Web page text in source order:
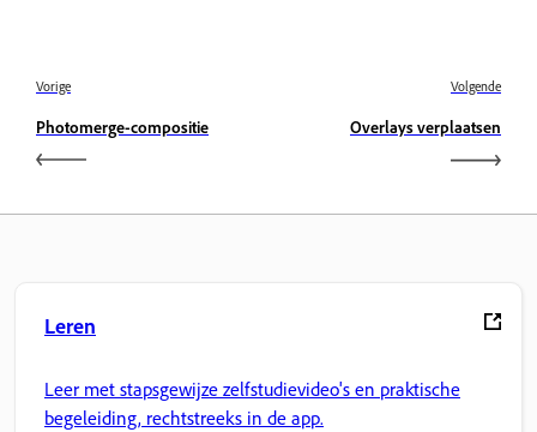
Vorige
Photomerge-compositie
Volgende
Overlays verplaatsen
Leren
Leer met stapsgewijze zelfstudievideo's en praktische
begeleiding, rechtstreeks in de app.